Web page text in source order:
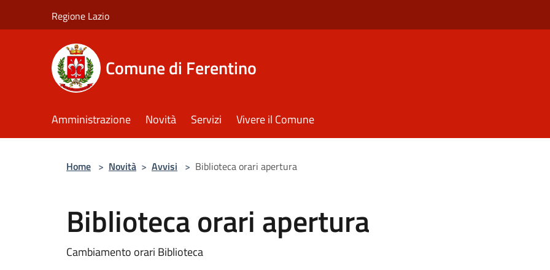
Regione Lazio
Comune di Ferentino
Amministrazione Novità Servizi Vivere il Comune
Home > Novità > Avvisi > Biblioteca orari apertura
Biblioteca orari apertura
Cambiamento orari Biblioteca